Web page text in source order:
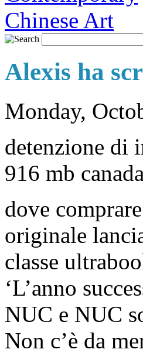
Alexis ha
Monday,
detenzione di
916 mb
dove
originale
classe
‘L’anno
NUC e NUC
Non c’è da